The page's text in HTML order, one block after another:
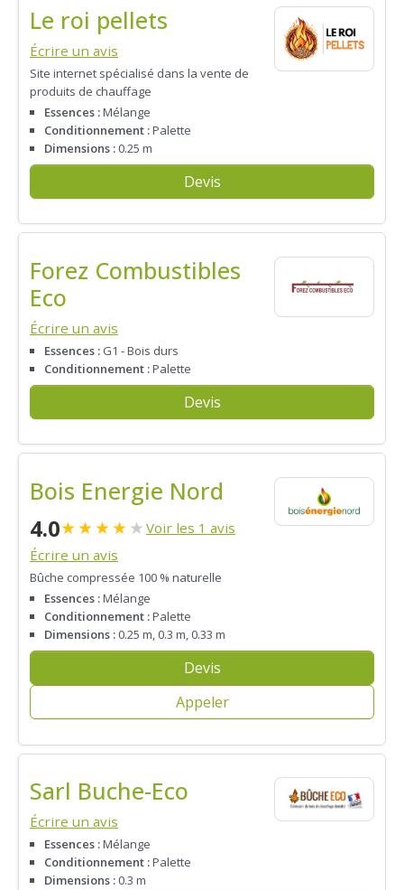
Le roi pellets
Écrire un avis
Site internet spécialisé dans la vente de
produits de chauffage
Essences :Mélange
Conditionnement :Palette
Dimensions : 0.25 m
Devis
Forez Combustibles
Eco
Écrire un avis
Essences : G1 - Bois durs
Conditionnement :Palette
Devis
Bois Energie Nord
4.0★★★★★ Voir les 1 avis
Écrire un avis
Bûche compressée 100 % naturelle
Essences :Mélange
Conditionnement :Palette
Dimensions : 0.25 m, 0.3 m, 0.33 m
Devis
Appeler
Sarl Buche-Eco
Écrire un avis
Essences :Mélange
Conditionnement :Palette
Dimensions : 0.3 m